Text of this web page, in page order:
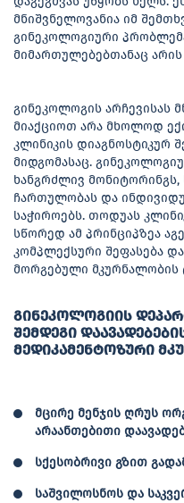
მნიშვნელოვანია იმ
გინეკოლოგიური
მიმართულებებთანაც
გინეკოლოგის არჩევისას
მიაქციოთ არა მხოლოდ
კლინიკის დიაგნოსტიკურ
მიდგომასაც.
ხანგრძლივ
ჩართულობას და
საჭიროებს. თოდუას
სწორედ ამ პრინციპზეა
კომპლექსური შეფასება
მორგებული მკურნალობის
გინეკოლოგიის
შემდეგი
მედიკამენტოზური
მცირე მენჯის ღრუს
არაანთებითი
სქესობრივი გზით
საშვილოსნოს და